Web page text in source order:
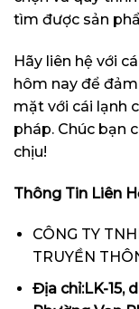
tìm được sản
Hãy liên hệ với
hôm nay để
mặt với cái lạnh
pháp. Chúc bạn
chịu!
Thông Tin Liên
CÔNG TY
TRUYỀN
Địa chỉ:LK-15,